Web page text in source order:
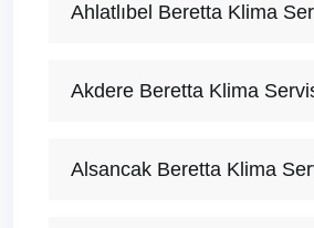
Ahlatlıbel Beretta Klima
Akdere Beretta Klima
Alsancak Beretta Klima